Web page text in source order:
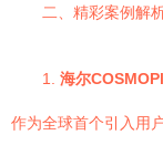
二、精彩案例解
1. 海尔
作为全球首个引入用